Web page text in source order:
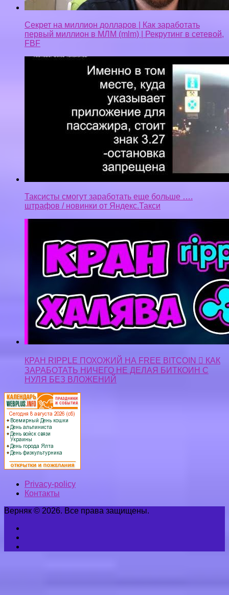
Секрет на миллион долларов | Как заработать
первый миллион в МЛМ (mlm) | Рекрутинг в сетевой,
FBF
Таксисты смогут заработать еще больше ….
штрафов / новинки от Яндекс.Такси
КРАН RIPPLE ПОХОЖИЙ НА FREE BITCOIN  КАК
ЗАРАБОТАТЬ НИЧЕГО НЕ ДЕЛАЯ БИТКОИН С
НУЛЯ БЕЗ ВЛОЖЕНИЙ
Privacy-policy
Контакты
Верняк © 2026. Все права защищены.